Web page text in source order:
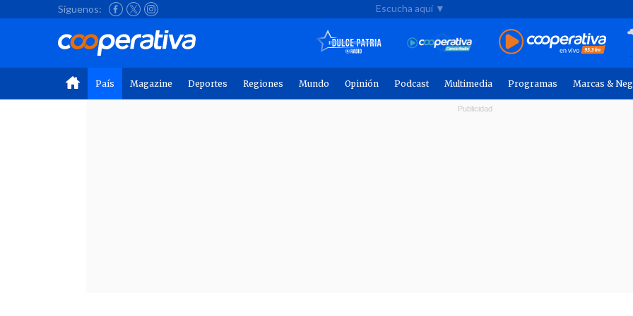
Síguenos: Escucha aquí ▼
País Magazine Deportes Regiones Mundo Opinión Podcast Multimedia Programas Marcas &